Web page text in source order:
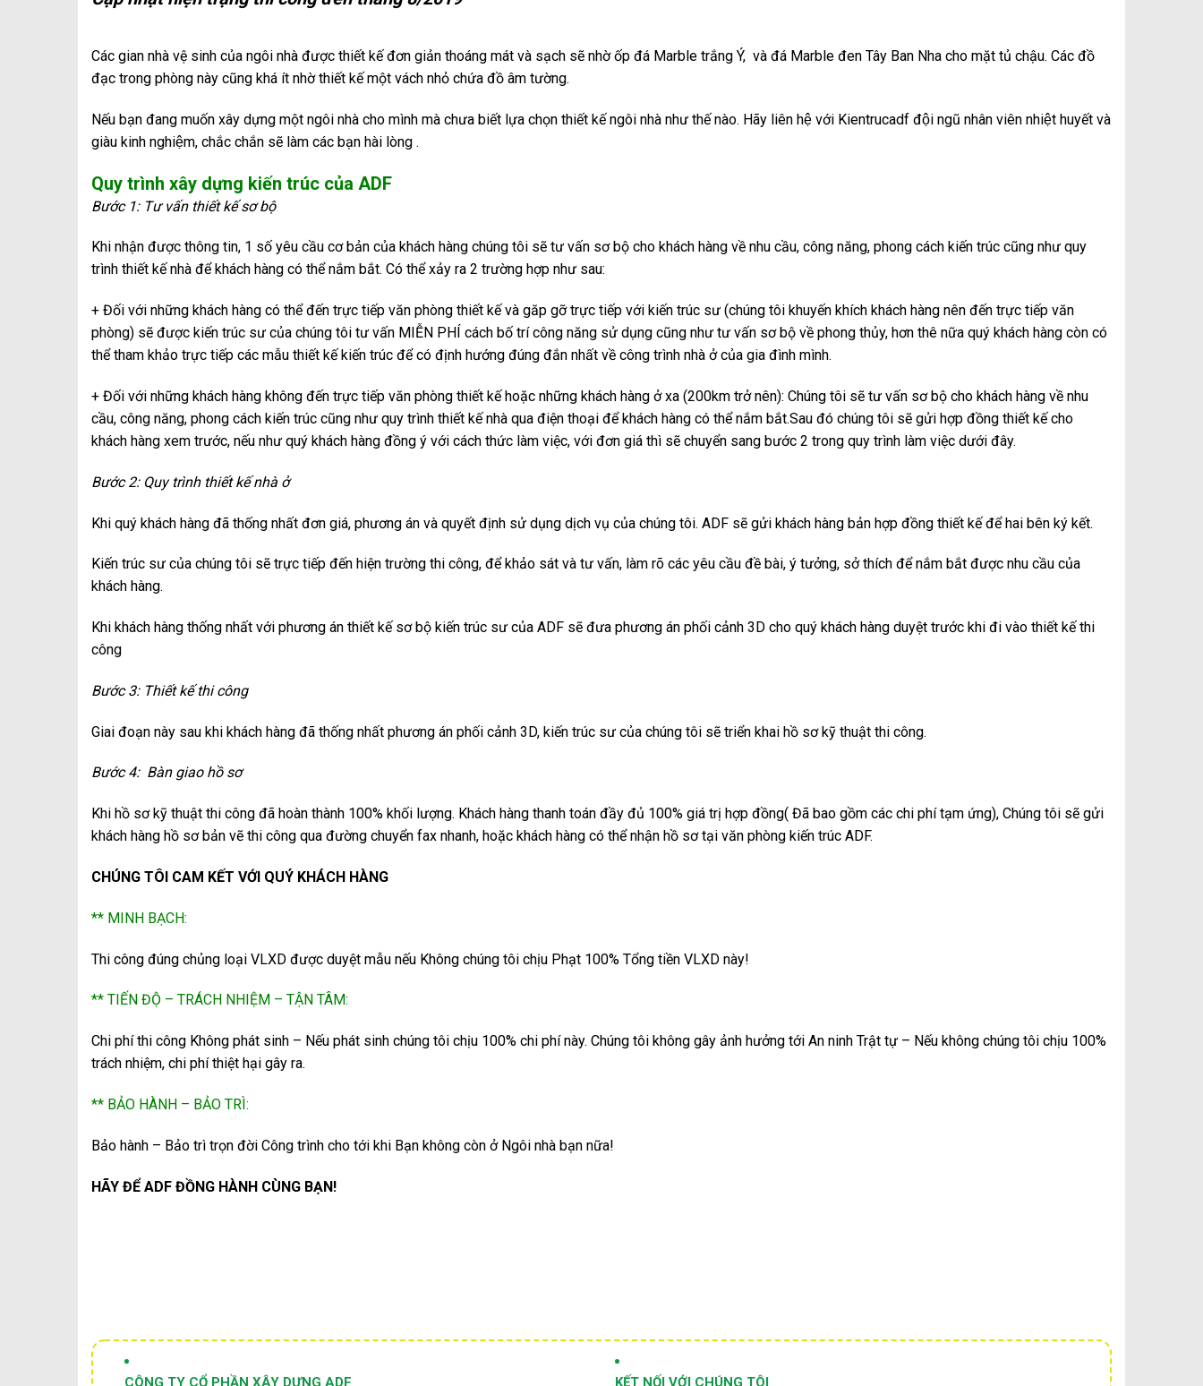
Các gian nhà vệ sinh của ngôi nhà được thiết kế đơn giản thoáng mát và sạch sẽ nhờ ốp đá Marble trắng Ý, và đá Marble đen Tây Ban Nha cho mặt tủ chậu. Các đồ
đạc trong phòng này cũng khá ít nhờ thiết kế một vách nhỏ chứa đồ âm tường.
Nếu bạn đang muốn xây dựng một ngôi nhà cho mình mà chưa biết lựa chọn thiết kế ngôi nhà như thế nào. Hãy liên hệ với Kientrucadf đội ngũ nhân viên nhiệt huyết và
giàu kinh nghiệm, chắc chắn sẽ làm các bạn hài lòng .
Quy trình xây dựng kiến trúc của ADF
Bước 1: Tư vấn thiết kế sơ bộ
Khi nhận được thông tin, 1 số yêu cầu cơ bản của khách hàng chúng tôi sẽ tư vấn sơ bộ cho khách hàng về nhu cầu, công năng, phong cách kiến trúc cũng như quy
trình thiết kế nhà để khách hàng có thể nắm bắt. Có thể xảy ra 2 trường hợp như sau:
+ Đối với những khách hàng có thể đến trực tiếp văn phòng thiết kế và găp gỡ trực tiếp với kiến trúc sư (chúng tôi khuyến khích khách hàng nên đến trực tiếp văn
phòng) sẽ được kiến trúc sư của chúng tôi tư vấn MIỄN PHÍ cách bố trí công năng sử dụng cũng như tư vấn sơ bộ về phong thủy, hơn thê nữa quý khách hàng còn có
thể tham khảo trực tiếp các mẫu thiết kế kiến trúc để có định hướng đúng đắn nhất về công trình nhà ở của gia đình mình.
+ Đối với những khách hàng không đến trực tiếp văn phòng thiết kế hoặc những khách hàng ở xa (200km trở nên): Chúng tôi sẽ tư vấn sơ bộ cho khách hàng về nhu
cầu, công năng, phong cách kiến trúc cũng như quy trình thiết kế nhà qua điện thoại để khách hàng có thể nắm bắt.Sau đó chúng tôi sẽ gửi hợp đồng thiết kế cho
khách hàng xem trước, nếu như quý khách hàng đồng ý với cách thức làm việc, với đơn giá thì sẽ chuyển sang bước 2 trong quy trình làm việc dưới đây.
Bước 2: Quy trình thiết kế nhà ở
Khi quý khách hàng đã thống nhất đơn giá, phương án và quyết định sử dụng dịch vụ của chúng tôi. ADF sẽ gửi khách hàng bản hợp đồng thiết kế để hai bên ký kết.
Kiến trúc sư của chúng tôi sẽ trực tiếp đến hiện trường thi công, để khảo sát và tư vấn, làm rõ các yêu cầu đề bài, ý tưởng, sở thích để nắm bắt được nhu cầu của
khách hàng.
Khi khách hàng thống nhất với phương án thiết kế sơ bộ kiến trúc sư của ADF sẽ đưa phương án phối cảnh 3D cho quý khách hàng duyệt trước khi đi vào thiết kế thi
công
Bước 3: Thiết kế thi công
Giai đoạn này sau khi khách hàng đã thống nhất phương án phối cảnh 3D, kiến trúc sư của chúng tôi sẽ triển khai hồ sơ kỹ thuật thi công.
Bước 4: Bàn giao hồ sơ
Khi hồ sơ kỹ thuật thi công đã hoàn thành 100% khối lượng. Khách hàng thanh toán đầy đủ 100% giá trị hợp đồng( Đã bao gồm các chi phí tạm ứng), Chúng tôi sẽ gửi
khách hàng hồ sơ bản vẽ thi công qua đường chuyển fax nhanh, hoặc khách hàng có thể nhận hồ sơ tại văn phòng kiến trúc ADF.
CHÚNG TÔI CAM KẾT VỚI QUÝ KHÁCH HÀNG
** MINH BẠCH:
Thi công đúng chủng loại VLXD được duyệt mẫu nếu Không chúng tôi chịu Phạt 100% Tổng tiền VLXD này!
** TIẾN ĐỘ – TRÁCH NHIỆM – TẬN TÂM:
Chi phí thi công Không phát sinh – Nếu phát sinh chúng tôi chịu 100% chi phí này. Chúng tôi không gây ảnh hưởng tới An ninh Trật tự – Nếu không chúng tôi chịu 100%
trách nhiệm, chi phí thiệt hại gây ra.
** BẢO HÀNH – BẢO TRÌ:
Bảo hành – Bảo trì trọn đời Công trình cho tới khi Bạn không còn ở Ngôi nhà bạn nữa!
HÃY ĐỂ ADF ĐỒNG HÀNH CÙNG BẠN!
CÔNG TY CỔ PHẦN XÂY DỰNG ADF KẾT NỐI VỚI CHÚNG TÔI